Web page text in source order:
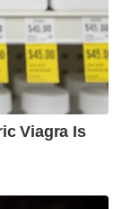
Viagra Is